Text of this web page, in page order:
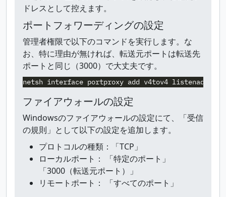
ドレスとして控えます。
ポートフォワーディングの設定
管理者権限で以下のコマンドを実行します。な
お、特に理由が無ければ、転送元ポートは転送先
ポートと同じ（3000）で大丈夫です。
ファイアウォールの設定
Windowsのファイアウォールの設定にて、「受信
の規則」として以下の設定を追加します。
プロトコルの種類：「TCP」
ローカルポート： 「特定のポート」
「3000（転送元ポート）」
リモートポート： 「すべてのポート」